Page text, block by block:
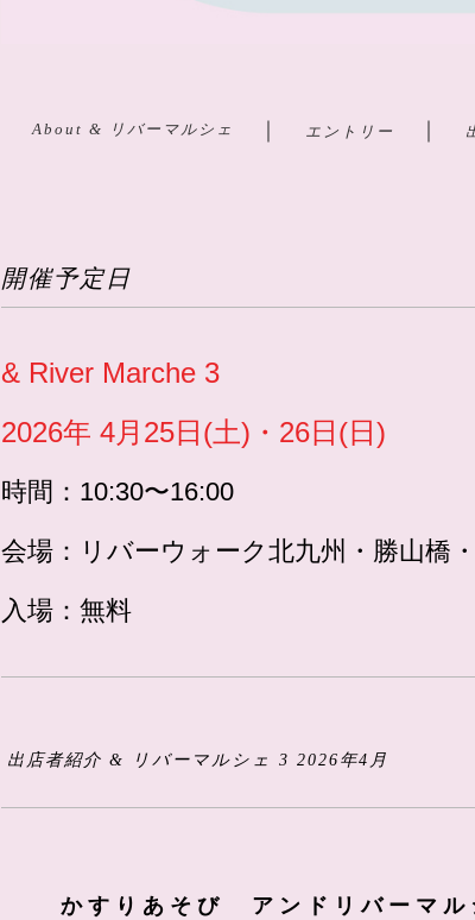
About & リバーマルシェ エントリー
開催予定日
& River Marche 3
2026年 4月25日(土)・26日(日)
時間： 10:30〜16:00
会場： リバーウォーク北九州・勝山橋
入場：無料
出店者紹介 & リバーマルシェ 3 2026年4月
かすりあそび アンドリバーマ